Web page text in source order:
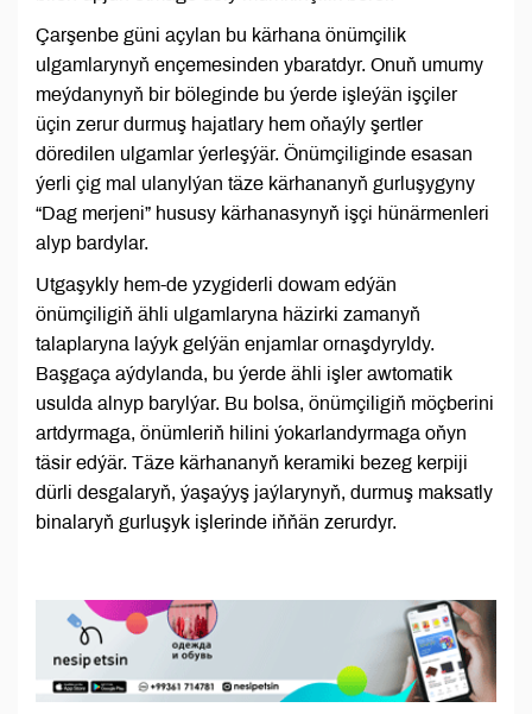
Çarşenbe güni açylan bu kärhana önümçilik
ulgamlarynyň ençemesinden ybaratdyr. Onuň umumy
meýdanynyň bir böleginde bu ýerde işleýän işçiler
üçin zerur durmuş hajatlary hem oňaýly şertler
döredilen ulgamlar ýerleşýär. Önümçiliginde esasan
ýerli çig mal ulanylýan täze kärhananyň gurluşygyny
“Dag merjeni” hususy kärhanasynyň işçi ­hünärmenleri
alyp bardylar.
Utgaşykly hem-­de yzygiderli dowam edýän
önümçiligiň ähli ulgamlaryna häzirki zamanyň
talaplaryna laýyk gelýän enjamlar ornaşdyryldy.
Başgaça aýdylanda, bu ýerde ähli işler awtomatik
usulda alnyp barylýar. Bu bolsa, önümçiligiň möçberini
artdyrmaga, önümleriň hilini ýokarlandyrmaga oňyn
täsir edýär. Täze kärhananyň keramiki­ bezeg kerpiji
dürli desgalaryň, ýaşaýyş jaýlarynyň, durmuş maksatly
binalaryň gurluşyk işlerinde iňňän zerurdyr.